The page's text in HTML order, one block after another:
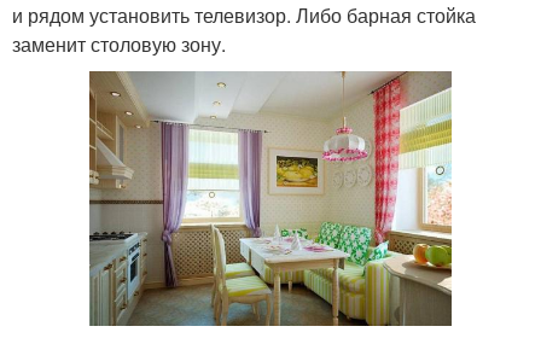
и рядом установить телевизор. Либо барная стойка
заменит столовую зону.